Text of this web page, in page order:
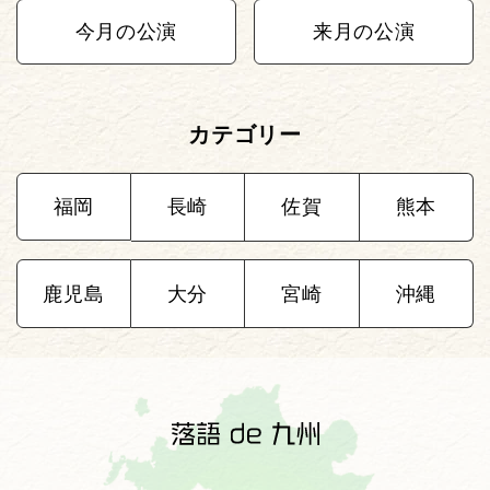
今月の公演 来月の公演
カテゴリー
福岡 長崎 佐賀 熊本
鹿児島 大分 宮崎 沖縄